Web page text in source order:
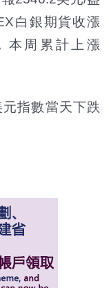
白銀期貨收漲
本周累計上漲
指數當天下跌